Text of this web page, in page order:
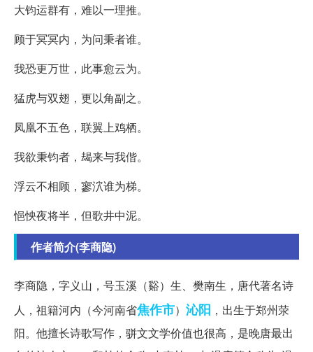
大钧运群有，难以一理推。
顾于冥冥内，为问秉者谁。
我恐更万世，此事愈云为。
猛虎与双翅，更以角副之。
凤凰不五色，联翼上鸡栖。
我欲秉钧者，朅来与我偕。
浮云不相顾，寥泬谁为梯。
悒怏夜将半，但歌井中泥。
作者简介(李商隐)
李商隐，字义山，号玉溪（谿）生、樊南生，唐代著名诗
人，祖籍河内（今河南省焦作市） 沁阳 ，出生于郑州荥
阳。他擅长诗歌写作，骈文文学价值也很高，是晚唐最出